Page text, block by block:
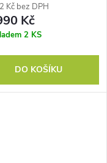
Kč bez DPH
Kč
2 KS
DO KOŠÍKU